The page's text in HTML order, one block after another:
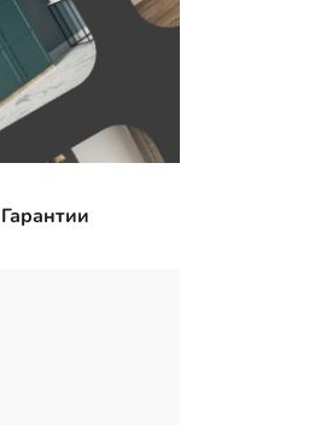
Гарантии